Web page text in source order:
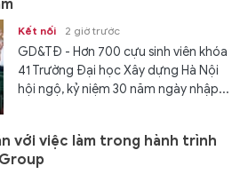
Kết nối 2 giờ trước
GD&TĐ - Hơn 700 cựu sinh viên khóa
41 Trường Đại học Xây dựng Hà Nội
hội ngộ, kỷ niệm 30 năm ngày nhập...
với việc làm trong hành trình